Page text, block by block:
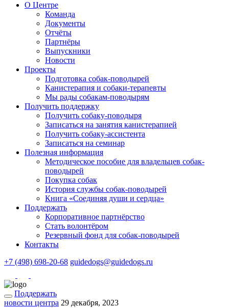
О Центре
Команда
Документы
Отчёты
Партнёры
Выпускники
Новости
Проекты
Подготовка собак-поводырей
Канистерапия и собаки-терапевты
Мы рады собакам-поводырям
Получить поддержку
Получить собаку-поводыря
Записаться на занятия канистерапией
Получить собаку-ассистента
Записаться на семинар
Полезная информация
Методическое пособие для владельцев собак-
поводырей
Покупка собак
История службы собак-поводырей
Книга «Соединяя души и сердца»
Поддержать
Корпоративное партнёрство
Стать волонтёром
Резервный фонд для собак-поводырей
Контакты
+7 (498) 698-20-68 guidedogs@guidedogs.ru
Поддержать
новости центра 29 декабря, 2023